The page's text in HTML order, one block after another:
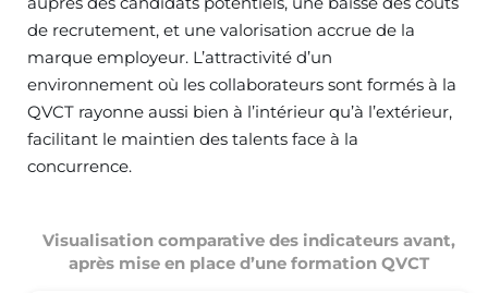
de recrutement, et une valorisation accrue de la
marque employeur. L’attractivité d’un
environnement où les collaborateurs sont formés à la
QVCT rayonne aussi bien à l’intérieur qu’à l’extérieur,
facilitant le maintien des talents face à la
concurrence.
Visualisation comparative des indicateurs avant,
après mise en place d’une formation QVCT